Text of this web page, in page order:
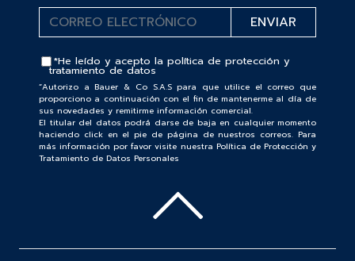
*He leído y acepto la política de protección y
tratamiento de datos
“Autorizo a Bauer & Co S.A.S para que utilice el correo que
proporciono a continuación con el fin de mantenerme al día de
sus novedades y remitirme información comercial.
El titular del datos podrá darse de baja en cualquier momento
haciendo click en el pie de página de nuestros correos. Para
más información por favor visite nuestra Política de Protección y
Tratamiento de Datos Personales